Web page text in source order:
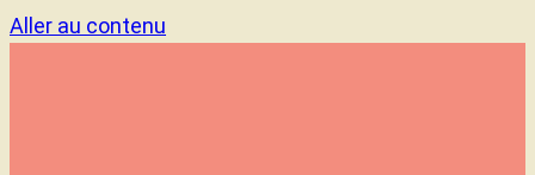
Aller au contenu